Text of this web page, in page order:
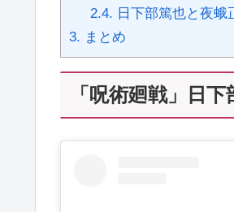
2.4. 日下部篤也と夜蛾
3. まとめ
「呪術廻戦」日